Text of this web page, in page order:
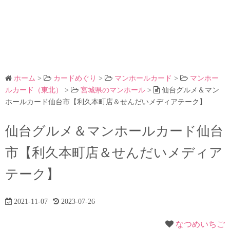
ホーム > カードめぐり > マンホールカード >
マンホー
ルカード（東北）
> 宮城県のマンホール >
仙台グルメ＆マン
ホールカード仙台市【利久本町店＆せんだいメディアテーク】
仙台グルメ＆マンホールカード仙台
市【利久本町店＆せんだいメディア
テーク】
2021-11-07 2023-07-26
なつめいちご